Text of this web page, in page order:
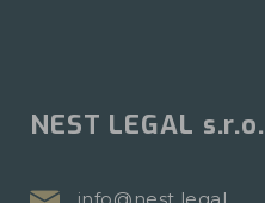
NEST LEGAL s.r.o.